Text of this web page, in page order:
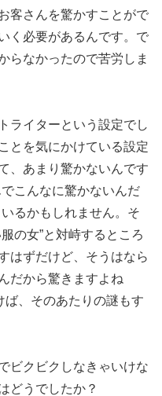
客さんを驚かすことがで
く必要があるんです。で
らなかったので苦労しま
ライターという設定でし
とを気にかけている設定
、あまり驚かないんです
こんなに驚かないんだ
るかもしれません。そ
の女”と対峙するところ
はずだけど、そうはなら
だから驚きますよね
ば、そのあたりの謎もす
クビクしなきゃいけな
どうでしたか？